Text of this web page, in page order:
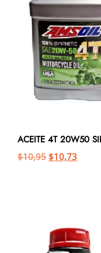
ACEITE 4T 20W50
$10,95 $10,73